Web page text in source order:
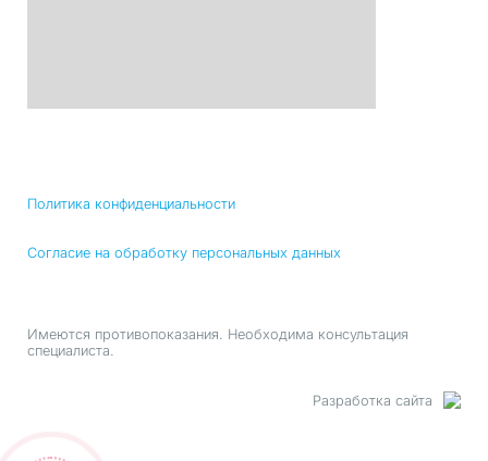
Политика конфиденциальности
Согласие на обработку персональных данных
Имеются противопоказания. Необходима консультация
специалиста.
Разработка сайта